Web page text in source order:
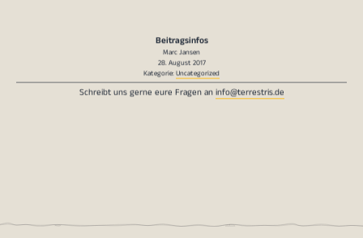
28. August 2017
Kategorie:Uncategorized
Schreibt uns gerne eure Fragen aninfo@terrestris.de